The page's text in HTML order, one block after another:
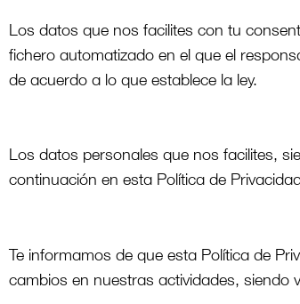
Los datos que nos facilites con tu
fichero automatizado en el que el
de acuerdo a lo que establece la ley.
Los datos personales que nos facilites,
continuación en esta Política de
Te informamos de que esta Política de
cambios en nuestras actividades, siendo